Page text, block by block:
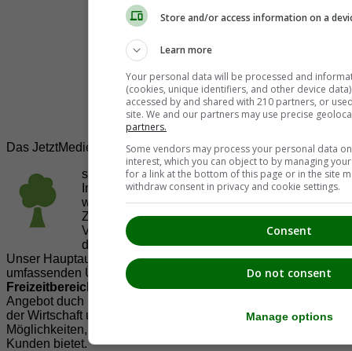
Das JetztMedien.com Medien Netzwerk
suedsteiermark.at ist eine von vielen
Internetadressen derJetztMedien.com Medien,
welche es sich zur Aufgabe gemacht hat, in
Zusammenarbeit mit regionalen Firmen,
Vereinen und Institutionen die
Vielfälltigkeit
der Region Südsteiermark zu präsentieren.
Unser Hauptaugenmerk liegt dabei, der Bevölkerung einen
umfassenden Überblick der Möglichkeiten im
Freizeitbereich
zu vermittelt. Abgerundet wird dieses
Angebot duch Informationen zur regionalen
der Wirtschaft und der Präsentation der zahlreichen
Möglichkeiten, welche die
Kunden bietet.
Store and/or access information on a
Learn more
Your personal data will be processed and
(cookies, unique identifiers, and other device
accessed by and shared with 210 partners, or
site. We and our partners may use precise
partners.
Some vendors may process your personal data
interest, which you can object to by managing
for a link at the bottom of this page or in the site
withdraw consent in privacy and cookie settings.
Consent
Do not consent
Manage options